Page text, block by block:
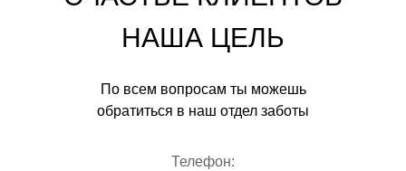
НАША ЦЕЛЬ
По всем вопросам ты можешь
обратиться в наш отдел заботы
Телефон: